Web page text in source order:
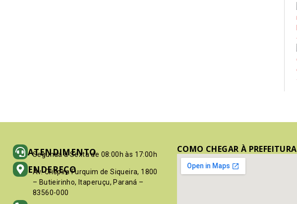
ATENDIMENTO
Segunda à Sexta de 08:00h às 17:00h
ENDEREÇO
Av. Crispim Furquim de Siqueira, 1800
– Butieirinho, Itaperuçu, Paraná –
83560-000
COMO CHEGAR À PREFEITURA